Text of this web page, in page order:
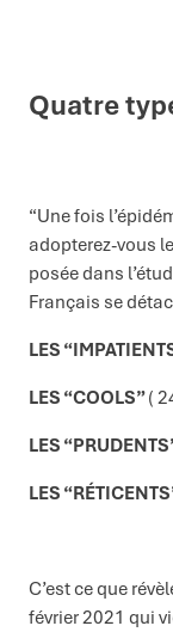
Quatre
“Une fois
adopterez-vous
posée dans
Français se
LES
LES “COOLS”(
LES
LES
C’est ce que
février 2021 qui